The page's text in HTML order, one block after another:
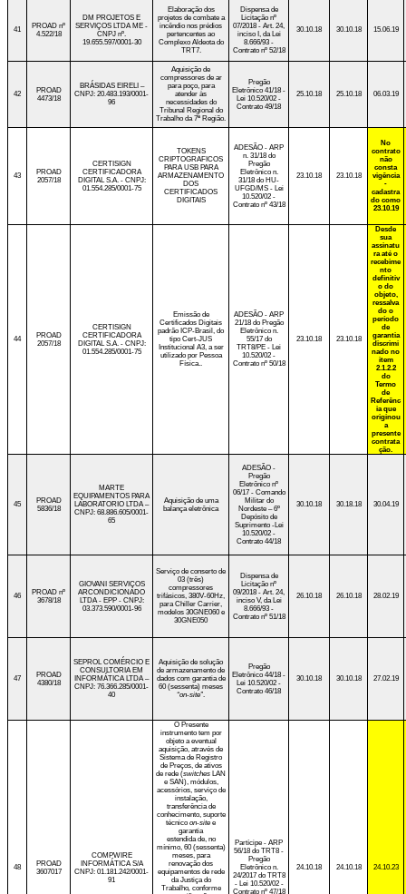
41
PROAD nº
4.522/18
DM PROJETOS E
SERVIÇOS LTDA ME -
CNPJ nº.
19.655.597/0001-30
Elaboração dos
projetos de combate a
incêndio nos prédios
pertencentes ao
Complexo Aldeota do
TRT7.
Dispensa de
Licitação nº
07/2018 - Art. 24,
inciso I, da Lei
8.666/93 -
Contrato nº 52/18
30.10.18 30.10.18 15.06.19
42
PROAD
4473/18
BRÁSIDAS EIRELI –
CNPJ: 20.483.193/0001-
96
Aquisição de
compressores de ar
para poço, para
atender às
necessidades do
Tribunal Regional do
Trabalho da 7ª Região.
Pregão
Eletrônico 41/18 -
Lei 10.520/02 -
Contrato 49/18
25.10.18 25.10.18 06.03.19
43
PROAD
2057/18
CERTISIGN
CERTIFICADORA
DIGITAL S.A. - CNPJ:
01.554.285/0001-75
TOKENS
CRIPTOGRAFICOS
PARA USB PARA
ARMAZENAMENTO
DOS
CERTIFICADOS
DIGITAIS
ADESÃO - ARP
n. 31/18 do
Pregão
Eletrônico n.
31/18 do HU-
UFGD/MS - Lei
10.520/02 -
Contrato nº 43/18
23.10.18 23.10.18
No
contrato
não
consta
vigência
-
cadastra
do como
23.10.19
44
PROAD
2057/18
CERTISIGN
CERTIFICADORA
DIGITAL S.A. - CNPJ:
01.554.285/0001-75
Emissão de
Certificados Digitais
padrão ICP-Brasil, do
tipo Cert-JUS
Institucional A3, a ser
utilizado por Pessoa
Física..
ADESÃO - ARP
21/18 do Pregão
Eletrônico n.
55/17 do
TRT8/PE - Lei
10.520/02 -
Contrato nº 50/18
23.10.18 23.10.18
Desde
sua
assinatu
ra até o
recebime
nto
definitiv
o do
objeto,
ressalva
do o
período
de
garantia
discrimi
nado no
item
2.1.2.2
do
Termo
de
Referênc
ia que
originou
a
presente
contrata
ção.
45
PROAD
5836/18
MARTE
EQUIPAMENTOS PARA
LABORATORIO LTDA –
CNPJ: 68.886.605/0001-
65
Aquisição de uma
balança eletrônica
ADESÃO -
Pregão
Eletrônico nº
06/17 - Comando
Militar do
Nordeste – 6º
Depósito de
Suprimento -Lei
10.520/02 -
Contrato 44/18
30.10.18 30.18.18 30.04.19
46
PROAD nº
3678/18
GIOVANI SERVIÇOS
ARCONDICIONADO
LTDA - EPP - CNPJ:
03.373.590/0001-96
Serviço de conserto de
03 (três)
compressores
trifásicos, 380V-60Hz,
para Chiller Carrier,
modelos 30GNE060 e
30GNE050
Dispensa de
Licitação nº
09/2018 - Art. 24,
inciso V, da Lei
8.666/93 -
Contrato nº 51/18
26.10.18 26.10.18 28.02.19
47
PROAD
4380/18
SEPROL COMÉRCIO E
CONSULTORIA EM
INFORMÁTICA LTDA –
CNPJ: 76.366.285/0001-
40
Aquisição de solução
de armazenamento de
dados com garantia de
60 (sessenta) meses
“on-site”.
Pregão
Eletrônico 44/18 -
Lei 10.520/02 -
Contrato 46/18
30.10.18 30.10.18 27.02.19
48
PROAD
3607017
COMPWIRE
INFORMÁTICA S/A
CNPJ: 01.181.242/0001-
91
O Presente
instrumento tem por
objeto a eventual
aquisição, através de
Sistema de Registro
de Preços, de ativos
de rede (switches LAN
e SAN), módulos,
acessórios, serviço de
instalação,
transferência de
conhecimento, suporte
técnico on-sitee
garantia
estendida de, no
mínimo, 60 (sessenta)
meses, para
renovação dos
equipamentos de rede
da Justiça do
Trabalho, conforme
Partícipe - ARP
56/18 do TRT8 -
Pregão
Eletrônico n.
24/2017 do TRT8
- Lei 10.520/02 -
Contrato nº 47/18
24.10.18 24.10.18 24.10.23